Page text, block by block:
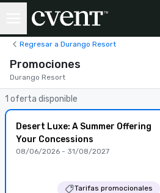
Regresar a Durango Resort
Promociones
Durango Resort
1 oferta disponible
Desert Luxe: A Summer Offering
Your Concessions
08/06/2026 - 31/08/2027
Tarifas promocionales